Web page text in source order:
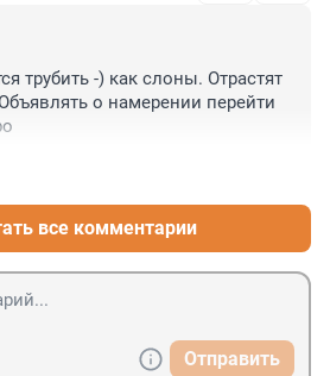
трубить -) как слоны. Отрастят
о намерении перейти
все комментарии
Отправить